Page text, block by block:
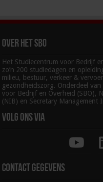
Over het SBO
Het Studiecentrum voor Bedrijf
zo’n 200 studiedagen en
milieu, bestuur, verkeer &
gezondheidszorg. Onderdeel
voor Bedrijf en Overheid (SBO),
(NIB) en Secretary Management
Volg ons via
Contact gegevens